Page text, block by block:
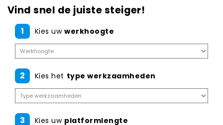
Vind snel de juiste steiger!
1 Kies uw werkhoogte
2 Kies het type werkzaamheden
3 Kies uw platformlengte